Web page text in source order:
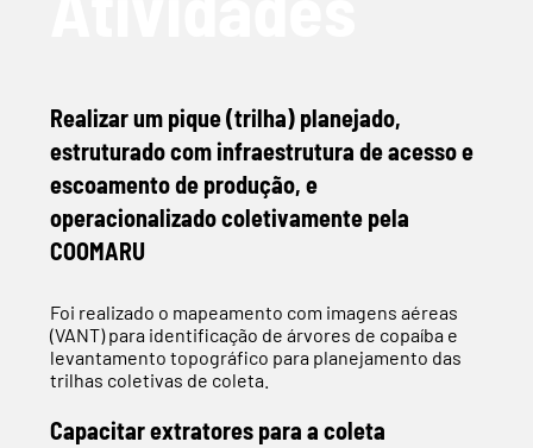
Realizar um pique (trilha) planejado,
estruturado com infraestrutura de acesso e
escoamento de produção, e
operacionalizado coletivamente pela
COOMARU
Foi realizado o mapeamento com imagens aéreas
(VANT) para identificação de árvores de copaíba e
levantamento topográfico para planejamento das
trilhas coletivas de coleta.
Capacitar extratores para a coleta